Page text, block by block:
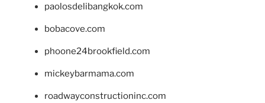
paolosdelibangkok.com
bobacove.com
phoone24brookfield.com
mickeybarmama.com
roadwayconstructioninc.com